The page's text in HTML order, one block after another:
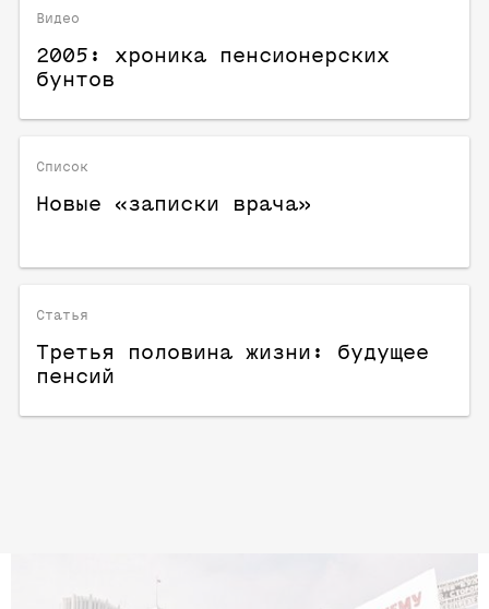
Видео
2005: хроника пенсионерских
бунтов
Список
Новые «записки врача»
Статья
Третья половина жизни: будущее
пенсий